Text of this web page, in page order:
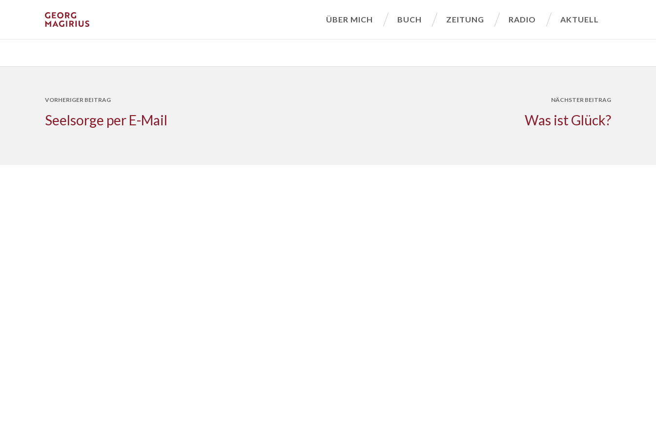
ÜBER MICH BUCH ZEITUNG RADIO AKTUELL
VORHERIGER BEITRAG
Seelsorge per E-Mail
NÄCHSTER BEITRAG
Was ist Glück?